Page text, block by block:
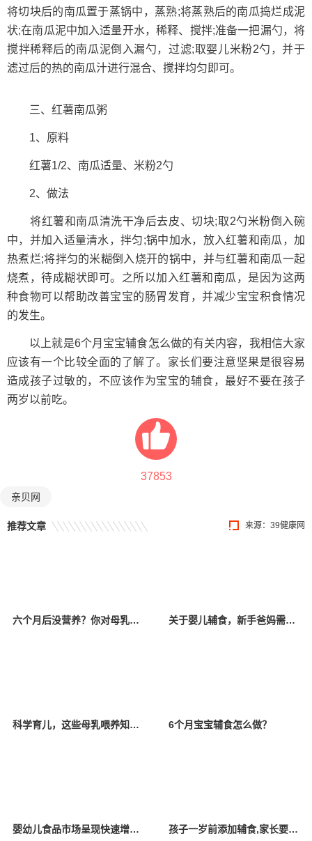
将切块后的南瓜置于蒸锅中，蒸熟;将蒸熟后的南瓜捣烂成泥
状;在南瓜泥中加入适量开水，稀释、搅拌;准备一把漏勺，将
搅拌稀释后的南瓜泥倒入漏勺，过滤;取婴儿米粉2勺，并于
滤过后的热的南瓜汁进行混合、搅拌均匀即可。
三、红薯南瓜粥
1、原料
红薯1/2、南瓜适量、米粉2勺
2、做法
将红薯和南瓜清洗干净后去皮、切块;取2勺米粉倒入碗
中，并加入适量清水，拌匀;锅中加水，放入红薯和南瓜，加
热煮烂;将拌匀的米糊倒入烧开的锅中，并与红薯和南瓜一起
烧煮，待成糊状即可。之所以加入红薯和南瓜，是因为这两
种食物可以帮助改善宝宝的肠胃发育，并减少宝宝积食情况
的发生。
以上就是6个月宝宝辅食怎么做的有关内容，我相信大家
应该有一个比较全面的了解了。家长们要注意坚果是很容易
造成孩子过敏的，不应该作为宝宝的辅食，最好不要在孩子
两岁以前吃。
37853
亲贝网
来源：39健康网
推荐文章
六个月后没营养？你对母乳有偏见 关于婴儿辅食，新手爸妈需要知道的事情
科学育儿，这些母乳喂养知识要知道！ 6个月宝宝辅食怎么做？
婴幼儿食品市场呈现快速增长的态势 孩子一岁前添加辅食,家长要牢记“3做3不做”,对孩子成长有帮助